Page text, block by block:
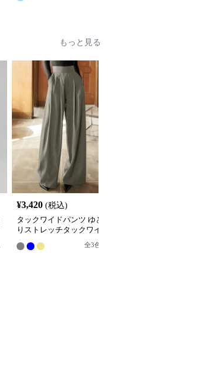
もっと見る
¥3,420 (税込)
タックワイドパンツ ゆと
りストレッチタックワイ
全3色